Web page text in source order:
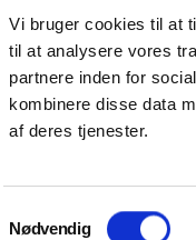
Vi bruger cookies til at
til at analysere vores
partnere inden for
kombinere disse data
af deres tjenester.
Samtykkevalg
Nødvendig